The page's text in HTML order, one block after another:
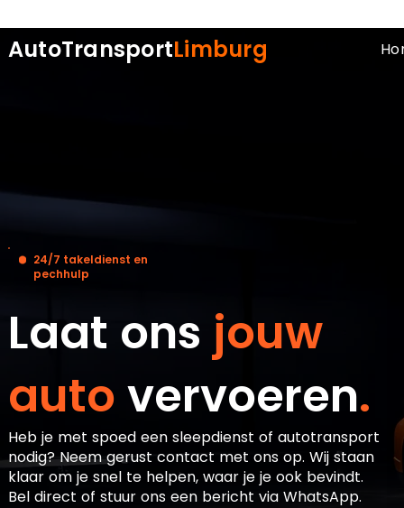
AutoTransportLimburg
24/7 takeldienst en
pechhulp
Laat ons jouw
auto vervoeren.
Heb je met spoed een sleepdienst of autotransport
nodig? Neem gerust contact met ons op. Wij staan
klaar om je snel te helpen, waar je je ook bevindt.
Bel direct of stuur ons een bericht via WhatsApp.